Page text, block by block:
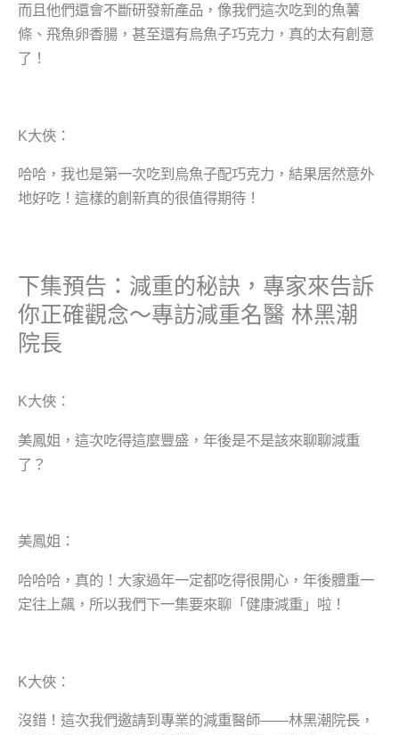
而且他們還會不斷研發新產品，像我們這次吃到的魚薯
條、飛魚卵香腸，甚至還有烏魚子巧克力，真的太有創意
了！
K大俠：
哈哈，我也是第一次吃到烏魚子配巧克力，結果居然意外
地好吃！這樣的創新真的很值得期待！
下集預告：減重的秘訣，專家來告訴
你正確觀念～專訪減重名醫 林黑潮
院長
K大俠：
美鳳姐，這次吃得這麼豐盛，年後是不是該來聊聊減重
了？
美鳳姐：
哈哈哈，真的！大家過年一定都吃得很開心，年後體重一
定往上飆，所以我們下一集要來聊「健康減重」啦！
K大俠：
沒錯！這次我們邀請到專業的減重醫師——林黑潮院長，